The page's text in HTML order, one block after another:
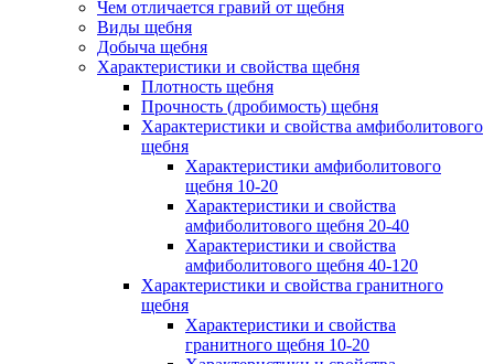
Чем отличается гравий от щебня
Виды щебня
Добыча щебня
Характеристики и свойства щебня
Плотность щебня
Прочность (дробимость) щебня
Характеристики и свойства амфиболитового
щебня
Характеристики амфиболитового
щебня 10-20
Характеристики и свойства
амфиболитового щебня 20-40
Характеристики и свойства
амфиболитового щебня 40-120
Характеристики и свойства гранитного
щебня
Характеристики и свойства
гранитного щебня 10-20